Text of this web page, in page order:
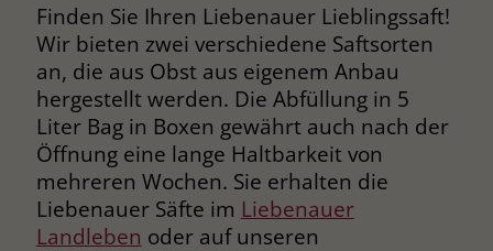
Finden Sie Ihren Liebenauer Lieblingssaft!
Wir bieten zwei verschiedene Saftsorten
an, die aus Obst aus eigenem Anbau
hergestellt werden. Die Abfüllung in 5
Liter Bag in Boxen gewährt auch nach der
Öffnung eine lange Haltbarkeit von
mehreren Wochen. Sie erhalten die
Liebenauer Säfte im Liebenauer
Landleben oder auf unseren